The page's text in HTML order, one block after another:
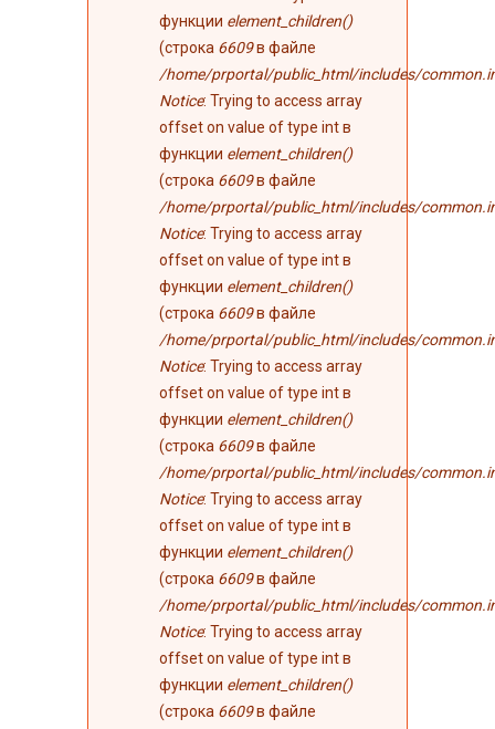
функции element_children()
(строка 6609в файле
/home/prportal/public_html/includes/
Notice: Trying to access array
offset on value of type int в
функции element_children()
(строка 6609в файле
/home/prportal/public_html/includes/
Notice: Trying to access array
offset on value of type int в
функции element_children()
(строка 6609в файле
/home/prportal/public_html/includes/
Notice: Trying to access array
offset on value of type int в
функции element_children()
(строка 6609в файле
/home/prportal/public_html/includes/
Notice: Trying to access array
offset on value of type int в
функции element_children()
(строка 6609в файле
/home/prportal/public_html/includes/
Notice: Trying to access array
offset on value of type int в
функции element_children()
(строка 6609в файле